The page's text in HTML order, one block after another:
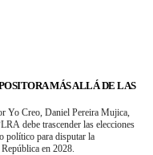
MÁS ALLÁ DE LAS
Yo Creo, Daniel Pereira Mujica,
debe trascender las elecciones
político para disputar la
en 2028.